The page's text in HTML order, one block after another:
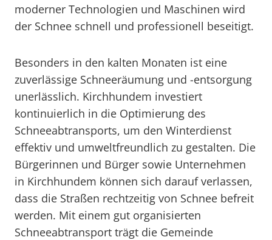
moderner Technologien und Maschinen wird
der Schnee schnell und professionell beseitigt.
Besonders in den kalten Monaten ist eine
zuverlässige Schneeräumung und -entsorgung
unerlässlich. Kirchhundem investiert
kontinuierlich in die Optimierung des
Schneeabtransports, um den Winterdienst
effektiv und umweltfreundlich zu gestalten. Die
Bürgerinnen und Bürger sowie Unternehmen
in Kirchhundem können sich darauf verlassen,
dass die Straßen rechtzeitig von Schnee befreit
werden. Mit einem gut organisierten
Schneeabtransport trägt die Gemeinde